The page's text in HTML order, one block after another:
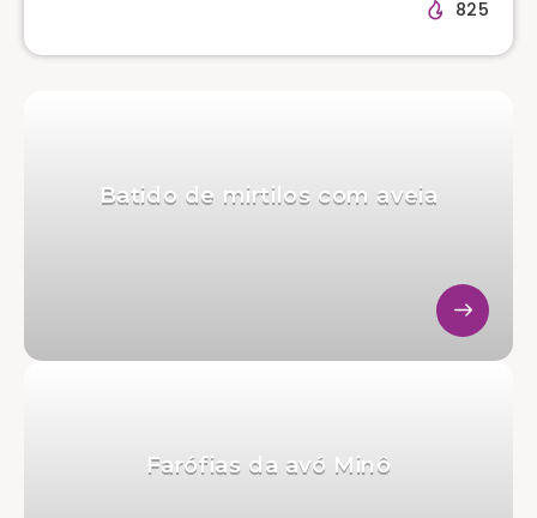
825
Batido de mirtilos com aveia
Farófias da avó Minô